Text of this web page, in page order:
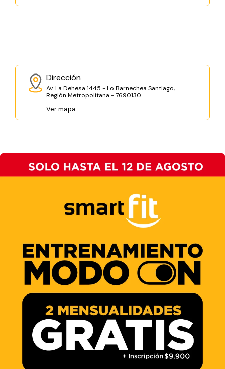
Dirección
Av. La Dehesa 1445 - Lo Barnechea Santiago,
Región Metropolitana - 7690130
Ver mapa